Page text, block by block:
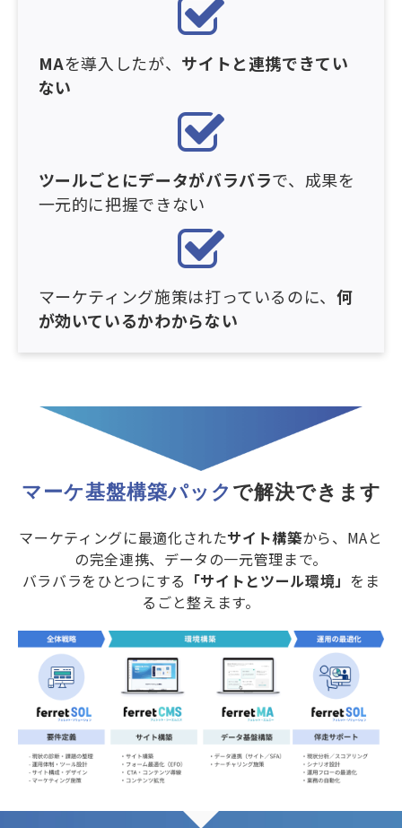
MAを導入したが、 サイトと連携できてい
ない
ツールごとにデータがバラバラで、成果を
一元的に把握できない
マーケティング施策は打っているのに、何
が効いているかわからない
マーケ基盤構築パック で解決できます
マーケティングに最適化されたサイト構築から、MAと
の完全連携、データの一元管理まで。
バラバラをひとつにする 「サイトとツール環境」 をま
るごと整えます。